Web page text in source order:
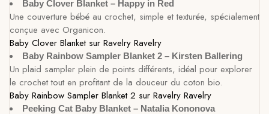
Baby Clover Blanket – Happy in Red
Une couverture bébé au crochet, simple et texturée, spécialement
conçue avec Organicon.
Baby Clover Blanket sur Ravelry Ravelry
Baby Rainbow Sampler Blanket 2 – Kirsten Ballering
Un plaid sampler plein de points différents, idéal pour explorer
le crochet tout en profitant de la douceur du coton bio.
Baby Rainbow Sampler Blanket 2 sur Ravelry Ravelry
Peeking Cat Baby Blanket – Natalia Kononova